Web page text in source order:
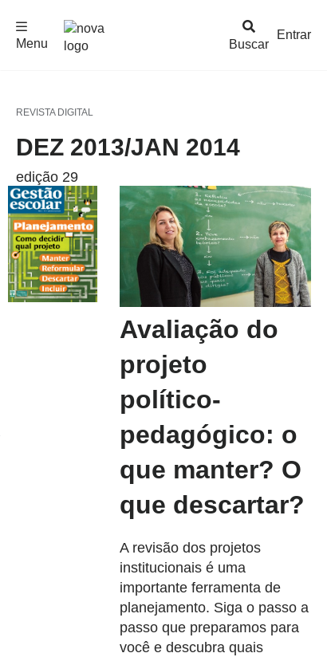
Buscar
Menu
Entrar
REVISTA DIGITAL
DEZ 2013/JAN 2014
edição 29
Avaliação do
projeto
político-
pedagógico: o
que manter? O
que descartar?
A revisão dos projetos
institucionais é uma
importante ferramenta de
planejamento. Siga o passo a
passo que preparamos para
você e descubra quais